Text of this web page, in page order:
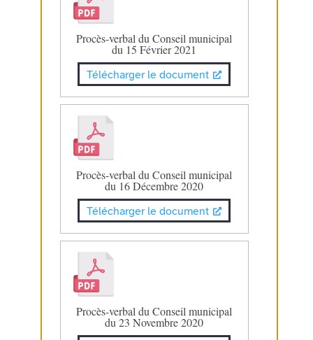
Procès-verbal du Conseil municipal
du 15 Février 2021
Télécharger le document
Procès-verbal du Conseil municipal
du 16 Décembre 2020
Télécharger le document
Procès-verbal du Conseil municipal
du 23 Novembre 2020